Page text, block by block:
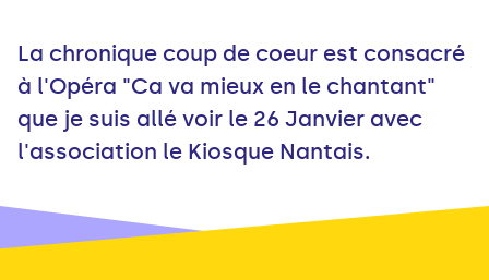
La chronique coup de coeur est consacré
à l'Opéra "Ca va mieux en le chantant"
que je suis allé voir le 26 Janvier avec
l'association le Kiosque Nantais.